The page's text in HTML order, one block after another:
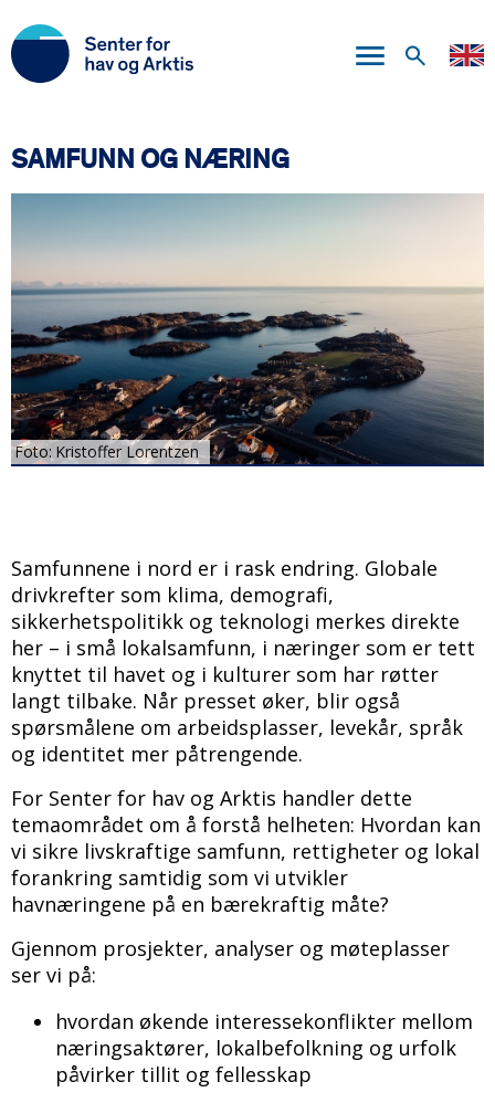
til
hovedinnhold
SAMFUNN OG NÆRING
Foto Kristoffer Lorentzen
Samfunnene i nord er i rask endring. Globale
drivkrefter som klima, demografi,
sikkerhetspolitikk og teknologi merkes direkte
her – i små lokalsamfunn, i næringer som er tett
knyttet til havet og i kulturer som har røtter
langt tilbake. Når presset øker, blir også
spørsmålene om arbeidsplasser, levekår, språk
og identitet mer påtrengende.
For Senter for hav og Arktis handler dette
temaområdet om å forstå helheten: Hvordan kan
vi sikre livskraftige samfunn, rettigheter og lokal
forankring samtidig som vi utvikler
havnæringene på en bærekraftig måte?
Gjennom prosjekter, analyser og møteplasser
ser vi på:
hvordan økende interessekonflikter mellom
næringsaktører, lokalbefolkning og urfolk
påvirker tillit og fellesskap